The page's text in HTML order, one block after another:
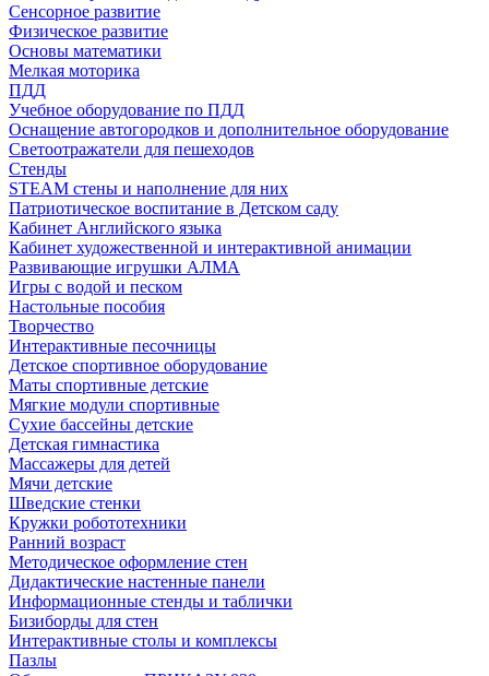
Сенсорное развитие
Физическое развитие
Основы математики
Мелкая моторика
ПДД
Учебное оборудование по ПДД
Оснащение автогородков и дополнительное оборудование
Светоотражатели для пешеходов
Стенды
STEAM стены и наполнение для них
Патриотическое воспитание в Детском саду
Кабинет Английского языка
Кабинет художественной и интерактивной анимации
Развивающие игрушки АЛМА
Игры с водой и песком
Настольные пособия
Творчество
Интерактивные песочницы
Детское спортивное оборудование
Маты спортивные детские
Мягкие модули спортивные
Сухие бассейны детские
Детская гимнастика
Массажеры для детей
Мячи детские
Шведские стенки
Кружки робототехники
Ранний возраст
Методическое оформление стен
Дидактические настенные панели
Информационные стенды и таблички
Бизиборды для стен
Интерактивные столы и комплексы
Пазлы